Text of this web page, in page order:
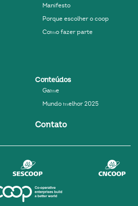
Manifesto
Porque escolher o coop
Como fazer parte
Conteúdos
Game
Mundo melhor 2025
Contato